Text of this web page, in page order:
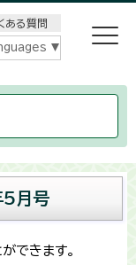
ある質問
月号
できます。